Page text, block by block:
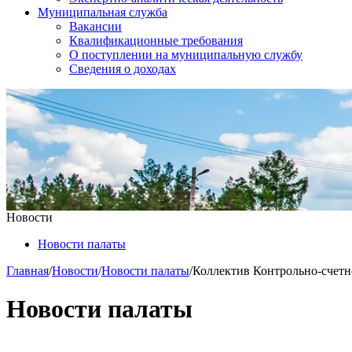
Муниципальная служба
Вакансии
Квалификационные требования
О поступлении на муниципальную службу
Сведения о доходах
Новости
Новости палаты
Главная/Новости/Новости палаты/Коллектив Контрольно-
Новости палаты